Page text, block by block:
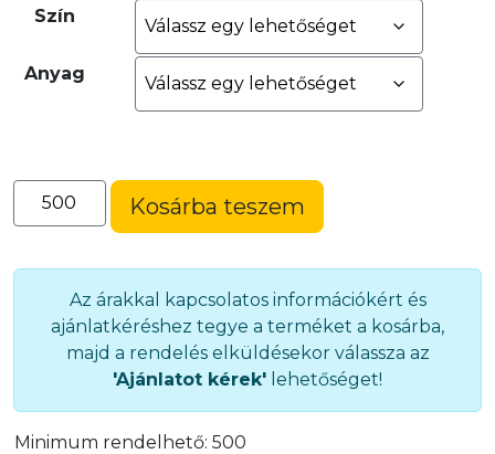
Szín
Anyag
17-
es
fűzőszem
mennyiség
Kosárba teszem
Az árakkal kapcsolatos információkért és
ajánlatkéréshez tegye a terméket a kosárba,
majd a rendelés elküldésekor válassza az
'Ajánlatot kérek' lehetőséget!
Minimum rendelhető: 500